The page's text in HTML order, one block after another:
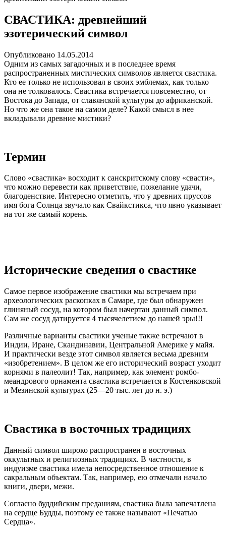
СВАСТИКА: древнейший
эзотерический символ
Опубликовано 14.05.2014
Одним из самых загадочных и в последнее время
распространенных мистических символов является свастика.
Кто ее только не использовал в своих эмблемах, как только
она не толковалось. Свастика встречается повсеместно, от
Востока до Запада, от славянской культуры до африканской.
Но что же она такое на самом деле? Какой смысл в нее
вкладывали древние мистики?
Термин
Слово «свастика» восходит к санскритскому слову «свасти»,
что можно перевести как приветствие, пожелание удачи,
благоденствие. Интересно отметить, что у древних пруссов
имя бога Солнца звучало как Свайкстикса, что явно указывает
на тот же самый корень.
Исторические сведения о свастике
Самое первое изображение свастики мы встречаем при
археологических раскопках в Самаре, где был обнаружен
глиняный сосуд, на котором был начертан данный символ.
Сам же сосуд датируется 4 тысячелетием до нашей эры!!!
Различные варианты свастики ученые также встречают в
Индии, Иране, Скандинавии, Центральной Америке у майя.
И практически везде этот символ является весьма древним
«изобретением». В целом же его исторический возраст уходит
корнями в палеолит! Так, например, как элемент ромбо-
меандрового орнамента свастика встречается в Костенковской
и Мезинской культурах (25—20 тыс. лет до н. э.)
Свастика в восточных традициях
Данный символ широко распространен в восточных
оккультных и религиозных традициях. В частности, в
индуизме свастика имела непосредственное отношение к
сакральным объектам. Так, например, ею отмечали начало
книги, двери, межи.
Согласно буддийским преданиям, свастика была запечатлена
на сердце Будды, поэтому ее также называют «Печатью
Сердца».